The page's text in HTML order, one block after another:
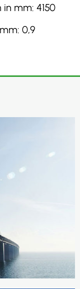
mm: 4150
0,9